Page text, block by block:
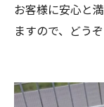
お客様に安心と
ますので、どう